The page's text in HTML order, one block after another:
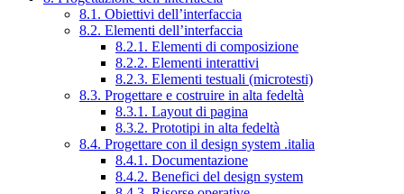
8.1. Obiettivi dell’interfaccia
8.2. Elementi dell’interfaccia
8.2.1. Elementi di composizione
8.2.2. Elementi interattivi
8.2.3. Elementi testuali (microtesti)
8.3. Progettare e costruire in alta fedeltà
8.3.1. Layout di pagina
8.3.2. Prototipi in alta fedeltà
8.4. Progettare con il design system .italia
8.4.1. Documentazione
8.4.2. Benefici del design system